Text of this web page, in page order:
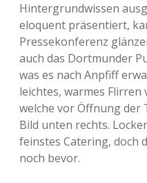
Hintergrundwissen
eloquent präsentiert,
Pressekonferenz
auch das Dortmunder
was es nach Anpfiff
leichtes, warmes
welche vor Öffnung der
Bild unten rechts.
feinstes Catering, doch
noch bevor.